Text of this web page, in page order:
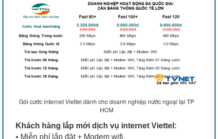
Gói cước internet Viettel dành cho doanh nghiệp nước ngoại tại TP
HCM
Khách hàng lắp mới dịch vụ internet Viettel:
• Miễn phí lắp đặt + Modem wifi.